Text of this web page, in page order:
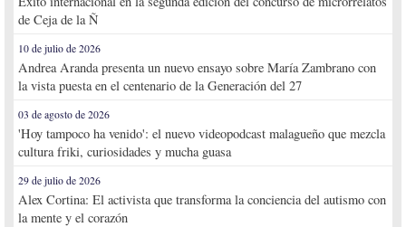
de Ceja de la Ñ
10 de julio de 2026
Andrea Aranda presenta un nuevo ensayo sobre María Zambrano con
la vista puesta en el centenario de la Generación del 27
03 de agosto de 2026
'Hoy tampoco ha venido': el nuevo videopodcast malagueño que mezcla
cultura friki, curiosidades y mucha guasa
29 de julio de 2026
Alex Cortina: El activista que transforma la conciencia del autismo con
la mente y el corazón